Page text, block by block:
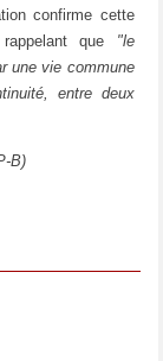
confirme cette
que "le
une vie commune
entre deux
B)